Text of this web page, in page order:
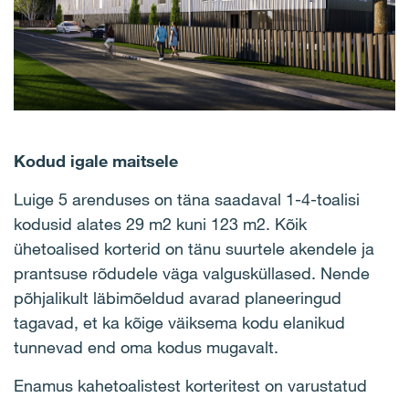
Kodud igale maitsele
Luige 5 arenduses on täna saadaval 1-4-toalisi
kodusid alates 29 m2 kuni 123 m2. Kõik
ühetoalised korterid on tänu suurtele akendele ja
prantsuse rõdudele väga valgusküllased. Nende
põhjalikult läbimõeldud avarad planeeringud
tagavad, et ka kõige väiksema kodu elanikud
tunnevad end oma kodus mugavalt.
Enamus kahetoalistest korteritest on varustatud